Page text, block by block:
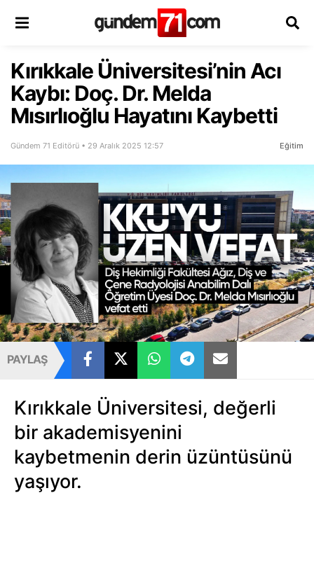
Kırıkkale Üniversitesi’nin Acı
Kaybı: Doç. Dr. Melda
Mısırlıoğlu Hayatını Kaybetti
Gündem 71 Editörü • 29 Aralık 2025 12:57 Eğitim
PAYLAŞ
Kırıkkale Üniversitesi, değerli
bir akademisyenini
kaybetmenin derin üzüntüsünü
yaşıyor.